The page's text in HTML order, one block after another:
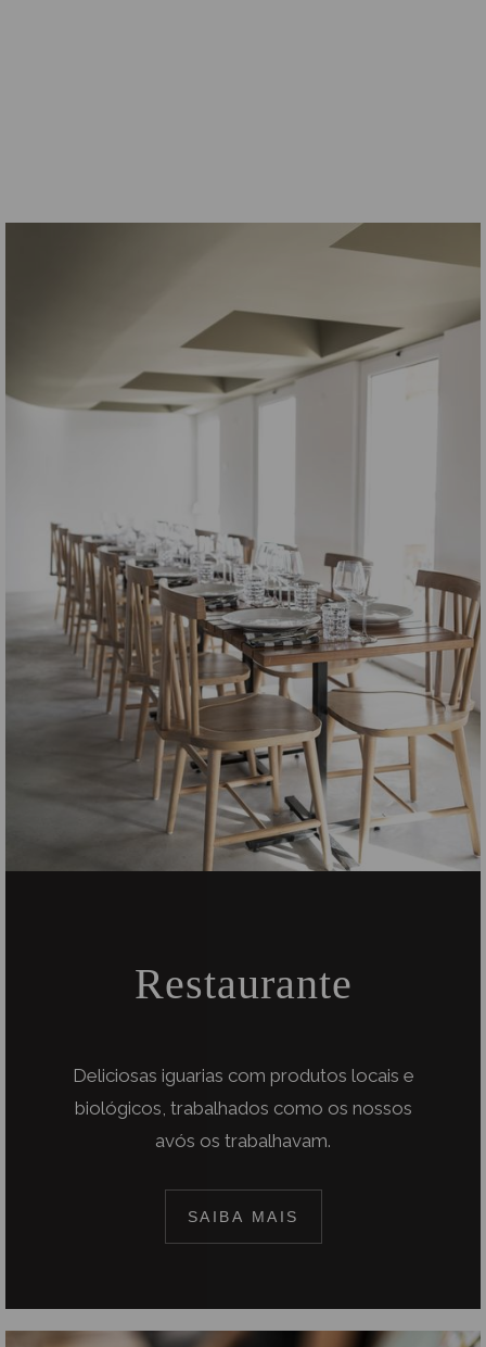
Restaurante
Deliciosas iguarias com produtos locais e
biológicos, trabalhados como os nossos
avós os trabalhavam.
SAIBA MAIS